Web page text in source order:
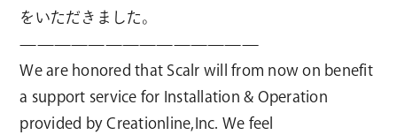
をいただきました。
——————————————
We are honored that Scalr will from now on benefit
a support service for Installation & Operation
provided by Creationline,Inc. We feel